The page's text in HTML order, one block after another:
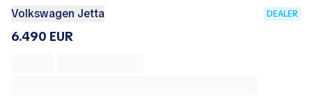
Volkswagen Jetta DEALER
6.490 EUR